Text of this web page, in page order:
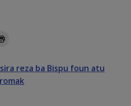
reza ba Bispu foun atu